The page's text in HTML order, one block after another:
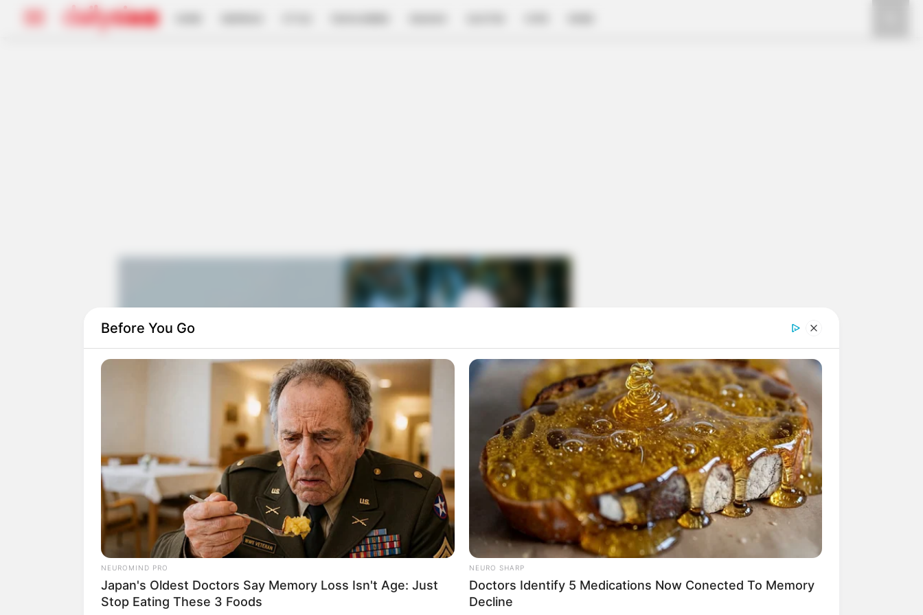
Before You Go
NEUROMIND PRO
Japan's Oldest Doctors Say Memory Loss Isn't Age: Just
Stop Eating These 3 Foods
NEURO SHARP
Doctors Identify 5 Medications Now Conected To Memory
Decline